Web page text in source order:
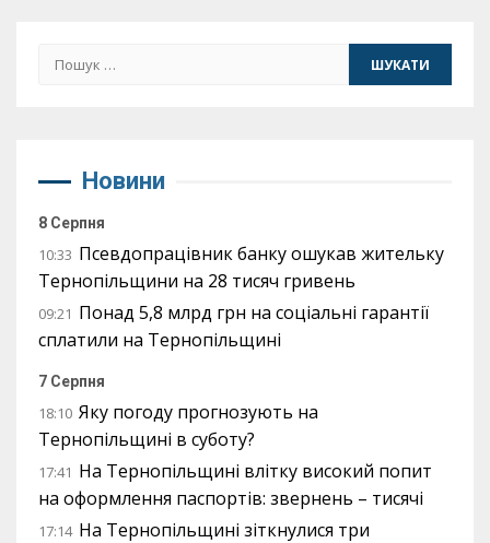
Пошук:
Новини
8 Серпня
10:33 Псевдопрацівник банку ошукав жительку
Тернопільщини на 28 тисяч гривень
09:21 Понад 5,8 млрд грн на соціальні гарантії
сплатили на Тернопільщині
7 Серпня
18:10 Яку погоду прогнозують на
Тернопільщині в суботу?
17:41 На Тернопільщині влітку високий попит
на оформлення паспортів: звернень – тисячі
17:14 На Тернопільщині зіткнулися три